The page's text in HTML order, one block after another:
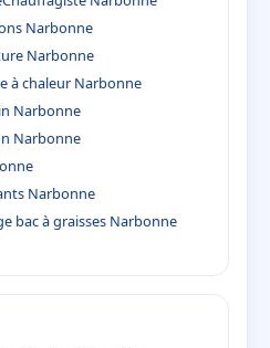
Narbonne
Narbonne
à chaleur Narbonne
Narbonne
Narbonne
Narbonne
bac à graisses Narbonne